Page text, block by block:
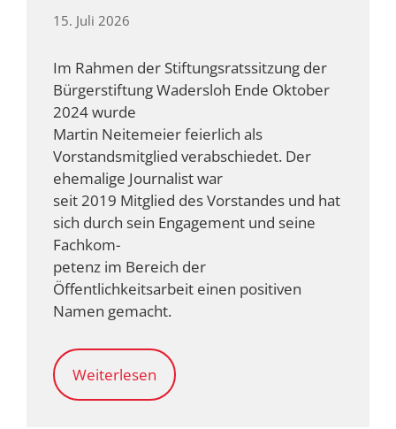
15. Juli 2026
Im Rahmen der Stiftungsratssitzung der
Bürgerstiftung Wadersloh Ende Oktober
2024 wurde
Martin Neitemeier feierlich als
Vorstandsmitglied verabschiedet. Der
ehemalige Journalist war
seit 2019 Mitglied des Vorstandes und hat
sich durch sein Engagement und seine
Fachkom-
petenz im Bereich der
Öffentlichkeitsarbeit einen positiven
Namen gemacht.
Weiterlesen